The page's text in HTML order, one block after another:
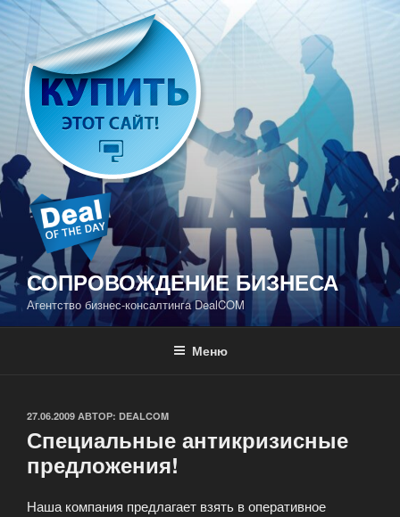
Перейти
к
содержимому
СОПРОВОЖДЕНИЕ БИЗНЕСА
Агентство бизнес-консалтинга DealCOM
Меню
ОПУБЛИКОВАНО
27.06.2009 АВТОР: DEALCOM
Специальные антикризисные
предложения!
Наша компания предлагает взять в оперативное